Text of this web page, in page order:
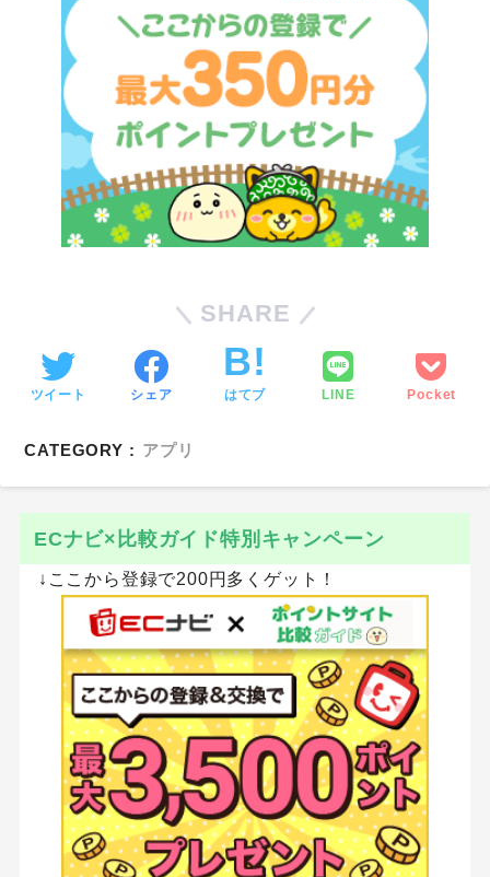
SHARE
ツイート シェア はてブ LINE Pocket
CATEGORY : アプリ
ECナビ×比較ガイド特別キャンペーン
↓ここから登録で200円多くゲット！